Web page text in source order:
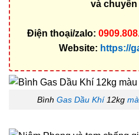
và
Điện thoại/zalo:
Website: https://
Bình Gas Dầu Khí12kg